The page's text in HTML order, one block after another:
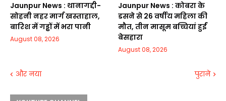
Jaunpur News : थानागद्दी-
सोहनी नहर मार्ग खस्ताहाल,
बारिश में गड्ढों में भरा पानी
August 08, 2026
Jaunpur News : कोबरा के
डसने से 26 वर्षीय महिला की
मौत, तीन मासूम बच्चियां हुईं
बेसहारा
August 08, 2026
और नया पुराने